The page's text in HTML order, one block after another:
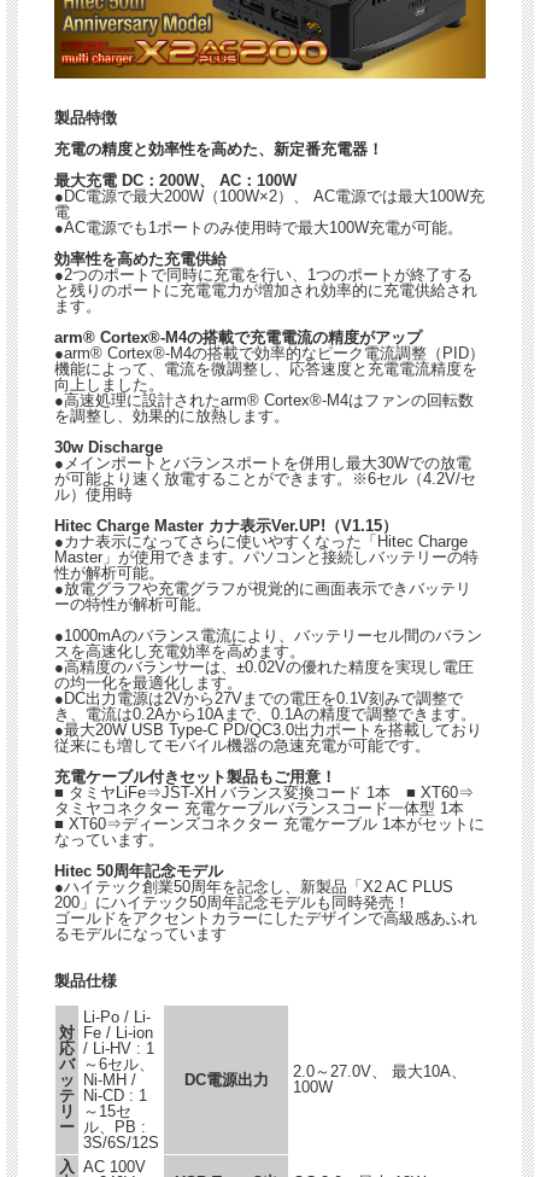
製品特徴
充電の精度と効率性を高めた、新定番充電器！
最大充電 DC：200W、 AC：100W
●DC電源で最大200W（100W×2）、 AC電源では最大100W充
電
●AC電源でも1ポートのみ使用時で最大100W充電が可能。
効率性を高めた充電供給
●2つのポートで同時に充電を行い、1つのポートが終了する
と残りのポートに充電電力が増加され効率的に充電供給され
ます。
arm® Cortex®-M4の搭載で充電電流の精度がアップ
●arm® Cortex®-M4の搭載で効率的なピーク電流調整（PID）
機能によって、電流を微調整し、応答速度と充電電流精度を
向上しました。
●高速処理に設計されたarm® Cortex®-M4はファンの回転数
を調整し、効果的に放熱します。
30w Discharge
●メインポートとバランスポートを併用し最大30Wでの放電
が可能より速く放電することができます。※6セル（4.2V/セ
ル）使用時
Hitec Charge Master カナ表示Ver.UP!（V1.15）
●カナ表示になってさらに使いやすくなった「Hitec Charge
Master」が使用できます。パソコンと接続しバッテリーの特
性が解析可能。
●放電グラフや充電グラフが視覚的に画面表示できバッテリ
ーの特性が解析可能。
●1000mAのバランス電流により、バッテリーセル間のバラン
スを高速化し充電効率を高めます。
●高精度のバランサーは、±0.02Vの優れた精度を実現し電圧
の均一化を最適化します。
●DC出力電源は2Vから27Vまでの電圧を0.1V刻みで調整で
き、電流は0.2Aから10Aまで、0.1Aの精度で調整できます。
●最大20W USB Type-C PD/QC3.0出力ポートを搭載しており
従来にも増してモバイル機器の急速充電が可能です。
充電ケーブル付きセット製品もご用意！
■ タミヤLiFe⇒JST-XH バランス変換コード 1本 ■ XT60⇒
タミヤコネクター 充電ケーブルバランスコード一体型 1本
■ XT60⇒ディーンズコネクター 充電ケーブル 1本がセットに
なっています。
Hitec 50周年記念モデル
●ハイテック創業50周年を記念し、新製品「X2 AC PLUS
200」にハイテック50周年記念モデルも同時発売！
ゴールドをアクセントカラーにしたデザインで高級感あふれ
るモデルになっています
製品仕様
対
応
バ
ッ
テ
リ
ー
Li-Po / Li-
Fe / Li-ion
/ Li-HV : 1
～6セル、
Ni-MH /
Ni-CD : 1
～15セ
ル、PB :
3S/6S/12S
DC電源出力
2.0～27.0V、 最大10A、
100W
入 AC 100V